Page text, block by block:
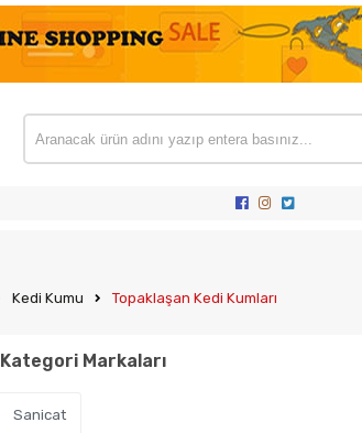
Kedi Kumu Topaklaşan Kedi Kumları
Kategori Markaları
Sanicat